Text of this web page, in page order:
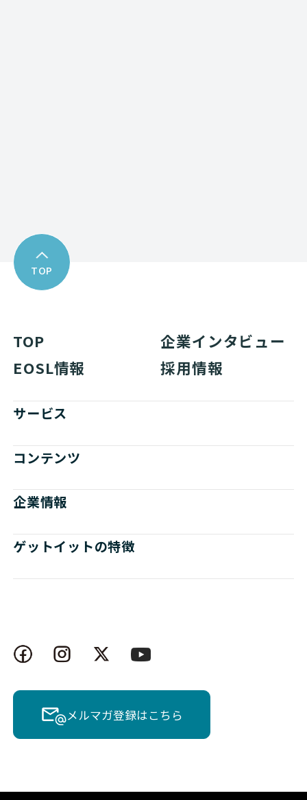
TOP
TOP
企業インタビュー
EOSL情報
採用情報
サービス
コンテンツ
企業情報
ゲットイットの特徴
メルマガ登録はこちら